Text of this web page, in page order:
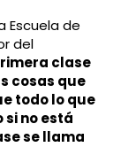
Escuela de
del
clase
cosas que
todo lo que
si no está
se llama